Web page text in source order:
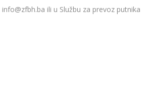
info@zfbh.ba ili u Službu za prevoz putnika